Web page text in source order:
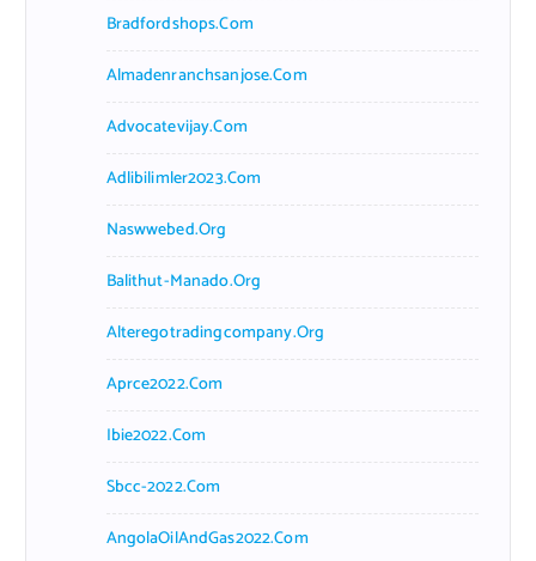
Bradfordshops.com
Almadenranchsanjose.com
Advocatevijay.com
Adlibilimler2023.com
Naswwebed.org
Balithut-Manado.org
Alteregotradingcompany.org
Aprce2022.com
Ibie2022.com
Sbcc-2022.com
AngolaOilAndGas2022.com